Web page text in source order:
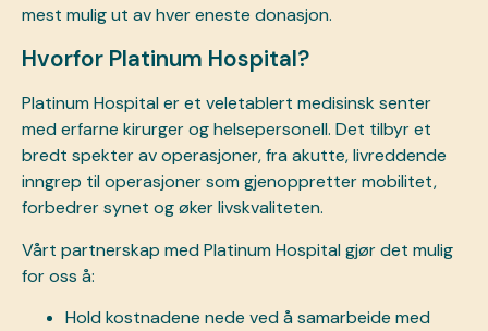
mest mulig ut av hver eneste donasjon.
Hvorfor Platinum Hospital?
Platinum Hospital er et veletablert medisinsk senter
med erfarne kirurger og helsepersonell. Det tilbyr et
bredt spekter av operasjoner, fra akutte, livreddende
inngrep til operasjoner som gjenoppretter mobilitet,
forbedrer synet og øker livskvaliteten.
Vårt partnerskap med Platinum Hospital gjør det mulig
for oss å:
Hold kostnadene nede ved å samarbeide med